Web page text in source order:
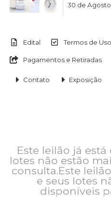
30 de
Edital Termos de Uso
Pagamentos e Retiradas
Contato Exposição
Este leilão já
lotes não estão
consulta.Este
e seus lotes
disponíveis